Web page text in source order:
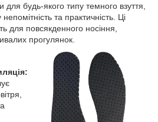
для будь-якого типу темного взуття,
та практичність. Ці
для повсякденного носіння,
прогулянок.